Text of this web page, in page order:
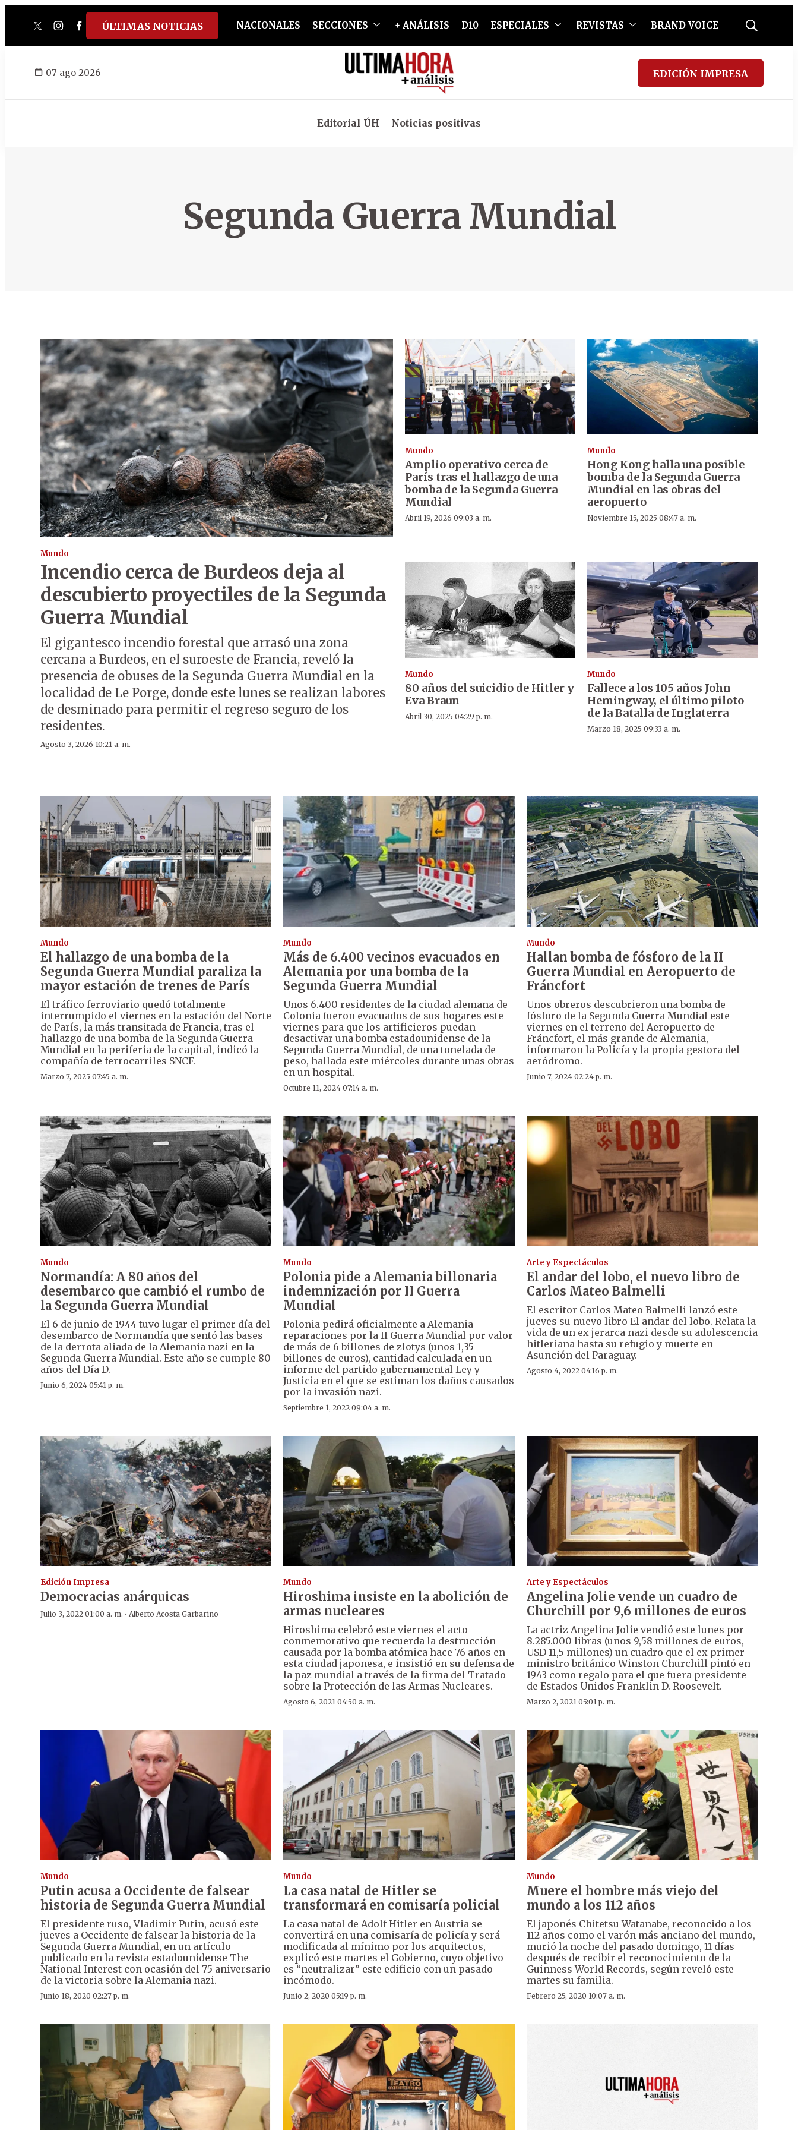
twitterinstagram
facebook
tiktokyoutube
spotify
ÚLTIMAS NOTICIAS NACIONALES SECCIONES + ANÁLISIS D10 ESPECIALES REVISTAS BRAND VOICE
Mostrar
07 ago 2026 EDICIÓN IMPRESA
Editorial ÚH Noticias positivas
Segunda Guerra Mundial
Mundo
Incendio cerca de Burdeos deja al
descubierto proyectiles de la Segunda
Guerra Mundial
El gigantesco incendio forestal que arrasó una zona
cercana a Burdeos, en el suroeste de Francia, reveló la
presencia de obuses de la Segunda Guerra Mundial en la
localidad de Le Porge, donde este lunes se realizan labores
de desminado para permitir el regreso seguro de los
residentes.
Agosto 3, 2026 10:21 a. m.
Mundo
Amplio operativo cerca de
París tras el hallazgo de una
bomba de la Segunda Guerra
Mundial
Abril 19, 2026 09:03 a. m.
Mundo
Hong Kong halla una posible
bomba de la Segunda Guerra
Mundial en las obras del
aeropuerto
Noviembre 15, 2025 08:47 a. m.
Mundo
80 años del suicidio de Hitler y
Eva Braun
Abril 30, 2025 04:29 p. m.
Mundo
Fallece a los 105 años John
Hemingway, el último piloto
de la Batalla de Inglaterra
Marzo 18, 2025 09:33 a. m.
Mundo
El hallazgo de una bomba de la
Segunda Guerra Mundial paraliza la
mayor estación de trenes de París
El tráfico ferroviario quedó totalmente
interrumpido el viernes en la estación del Norte
de París, la más transitada de Francia, tras el
hallazgo de una bomba de la Segunda Guerra
Mundial en la periferia de la capital, indicó la
compañía de ferrocarriles SNCF.
Marzo 7, 2025 07:45 a. m.
Mundo
Más de 6.400 vecinos evacuados en
Alemania por una bomba de la
Segunda Guerra Mundial
Unos 6.400 residentes de la ciudad alemana de
Colonia fueron evacuados de sus hogares este
viernes para que los artificieros puedan
desactivar una bomba estadounidense de la
Segunda Guerra Mundial, de una tonelada de
peso, hallada este miércoles durante unas obras
en un hospital.
Octubre 11, 2024 07:14 a. m.
Mundo
Hallan bomba de fósforo de la II
Guerra Mundial en Aeropuerto de
Fráncfort
Unos obreros descubrieron una bomba de
fósforo de la Segunda Guerra Mundial este
viernes en el terreno del Aeropuerto de
Fráncfort, el más grande de Alemania,
informaron la Policía y la propia gestora del
aeródromo.
Junio 7, 2024 02:24 p. m.
Mundo
Normandía: A 80 años del
desembarco que cambió el rumbo de
la Segunda Guerra Mundial
El 6 de junio de 1944 tuvo lugar el primer día del
desembarco de Normandía que sentó las bases
de la derrota aliada de la Alemania nazi en la
Segunda Guerra Mundial. Este año se cumple 80
años del Día D.
Junio 6, 2024 05:41 p. m.
Mundo
Polonia pide a Alemania billonaria
indemnización por II Guerra
Mundial
Polonia pedirá oficialmente a Alemania
reparaciones por la II Guerra Mundial por valor
de más de 6 billones de zlotys (unos 1,35
billones de euros), cantidad calculada en un
informe del partido gubernamental Ley y
Justicia en el que se estiman los daños causados
por la invasión nazi.
Septiembre 1, 2022 09:04 a. m.
Arte y Espectáculos
El andar del lobo, el nuevo libro de
Carlos Mateo Balmelli
El escritor Carlos Mateo Balmelli lanzó este
jueves su nuevo libro El andar del lobo. Relata la
vida de un ex jerarca nazi desde su adolescencia
hitleriana hasta su refugio y muerte en
Asunción del Paraguay.
Agosto 4, 2022 04:16 p. m.
Edición Impresa
Democracias anárquicas
Julio 3, 2022 01:00 a. m. · Alberto Acosta Garbarino
Mundo
Hiroshima insiste en la abolición de
armas nucleares
Hiroshima celebró este viernes el acto
conmemorativo que recuerda la destrucción
causada por la bomba atómica hace 76 años en
esta ciudad japonesa, e insistió en su defensa de
la paz mundial a través de la firma del Tratado
sobre la Protección de las Armas Nucleares.
Agosto 6, 2021 04:50 a. m.
Arte y Espectáculos
Angelina Jolie vende un cuadro de
Churchill por 9,6 millones de euros
La actriz Angelina Jolie vendió este lunes por
8.285.000 libras (unos 9,58 millones de euros,
USD 11,5 millones) un cuadro que el ex primer
ministro británico Winston Churchill pintó en
1943 como regalo para el que fuera presidente
de Estados Unidos Franklin D. Roosevelt.
Marzo 2, 2021 05:01 p. m.
Mundo
Putin acusa a Occidente de falsear
historia de Segunda Guerra Mundial
El presidente ruso, Vladimir Putin, acusó este
jueves a Occidente de falsear la historia de la
Segunda Guerra Mundial, en un artículo
publicado en la revista estadounidense The
National Interest con ocasión del 75 aniversario
de la victoria sobre la Alemania nazi.
Junio 18, 2020 02:27 p. m.
Mundo
La casa natal de Hitler se
transformará en comisaría policial
La casa natal de Adolf Hitler en Austria se
convertirá en una comisaría de policía y será
modificada al mínimo por los arquitectos,
explicó este martes el Gobierno, cuyo objetivo
es “neutralizar” este edificio con un pasado
incómodo.
Junio 2, 2020 05:19 p. m.
Mundo
Muere el hombre más viejo del
mundo a los 112 años
El japonés Chitetsu Watanabe, reconocido a los
112 años como el varón más anciano del mundo,
murió la noche del pasado domingo, 11 días
después de recibir el reconocimiento de la
Guinness World Records, según reveló este
martes su familia.
Febrero 25, 2020 10:07 a. m.